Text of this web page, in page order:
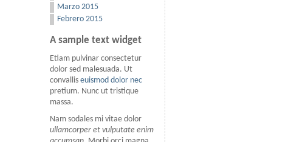
Marzo 2015
Febrero 2015
A sample text widget
Etiam pulvinar consectetur
dolor sed malesuada. Ut
convallis euismod dolor nec
pretium. Nunc ut tristique
massa.
Nam sodales mi vitae dolor
ullamcorper et vulputate enim